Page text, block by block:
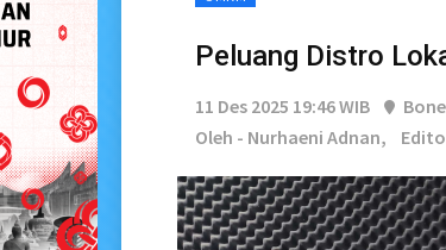
Peluang Distro
11 Des 2025 19:46 WIB
Bone
Oleh - Nurhaeni Adnan,